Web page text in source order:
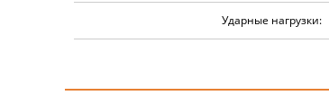
Ударные нагрузки: